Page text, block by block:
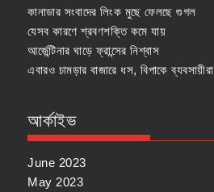
কানাডার সংবাদের লিংক মুছে ফেলছে গুগল
যেসব কারণে শ্রবণশক্তি কমে যায়
আর্জেন্টিনার ঘাড়ে ফ্রান্সের নিশ্বাস
এবারও চামড়ার বাজারে ধস, বিপাকে ব্যবসায়ীরা
আর্কাইভ
June 2023
May 2023